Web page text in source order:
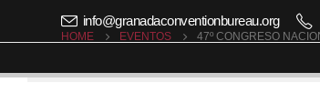
info@granadaconventionbureau.org
HOME EVENTOS 47º CONGRESO